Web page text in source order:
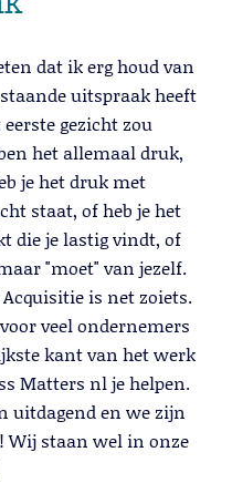
dat ik erg houd van
uitspraak heeft
gezicht zou
het allemaal druk,
je het druk met
staat, of heb je het
die je lastig vindt, of
"moet" van jezelf.
is net zoiets.
veel ondernemers
kant van het werk
Matters nl je helpen.
uitdagend en we zijn
Wij staan wel in onze